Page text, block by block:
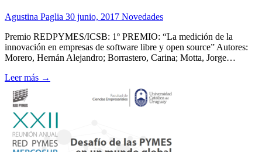
Agustina Paglia 30 junio, 2017 Novedades
Premio REDPYMES/ICSB: 1º PREMIO: “La medición de la
innovación en empresas de software libre y open source” Autores:
Morero, Hernán Alejandro; Borrastero, Carina; Motta, Jorge…
Leer más →